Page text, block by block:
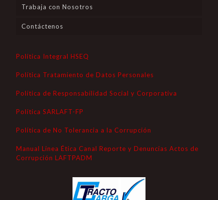
Trabaja con Nosotros
Contáctenos
Política Integral HSEQ
Política Tratamiento de Datos Personales
Política de Responsabilidad Social y Corporativa
Política SARLAFT-FP
Política de No Tolerancia a la Corrupción
Manual Linea Ética Canal Reporte y Denuncias Actos de
Corrupción LAFTPADM